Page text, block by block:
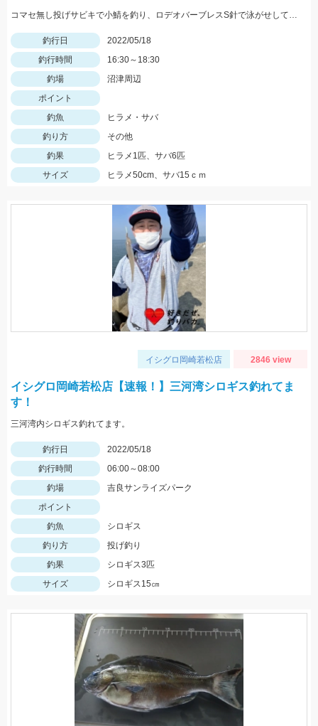
コマセ無し投げサビキで小鯖を釣り、ロデオバーブレスS針で泳がせしてヒラメゲット。
釣行日
2022/05/18
釣行時間
16:30～18:30
釣場
沼津周辺
ポイント
釣魚
ヒラメ・サバ
釣り方
その他
釣果
ヒラメ1匹、サバ6匹
サイズ
ヒラメ50cm、サバ15ｃｍ
イシグロ岡崎若松店 2846 view
イシグロ岡崎若松店【速報！】三河湾シロギス釣れてま
す！
三河湾内シロギス釣れてます。
釣行日
2022/05/18
釣行時間
06:00～08:00
釣場
吉良サンライズパーク
ポイント
釣魚
シロギス
釣り方
投げ釣り
釣果
シロギス3匹
サイズ
シロギス15㎝